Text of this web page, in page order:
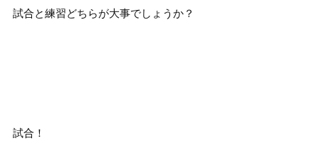
試合と練習どちらが大事でしょうか？
試合！